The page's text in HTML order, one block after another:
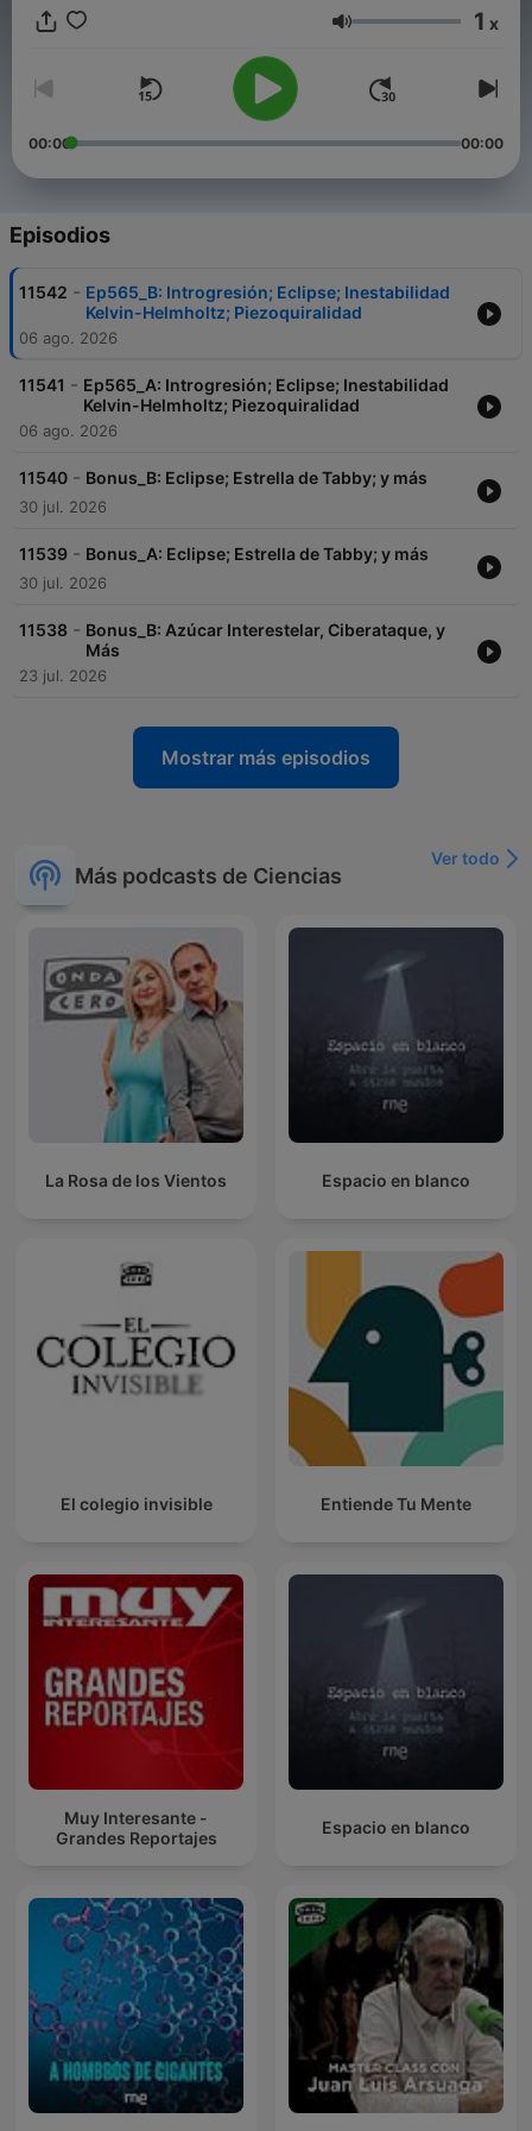
Volumen 1 x
00:00 00:00
Episodios
11542 - Ep565_B: Introgresión; Eclipse; Inestabilidad
Kelvin-Helmholtz; Piezoquiralidad
06 ago. 2026
11541 - Ep565_A: Introgresión; Eclipse; Inestabilidad
Kelvin-Helmholtz; Piezoquiralidad
06 ago. 2026
11540 - Bonus_B: Eclipse; Estrella de Tabby; y más
30 jul. 2026
11539 - Bonus_A: Eclipse; Estrella de Tabby; y más
30 jul. 2026
11538 - Bonus_B: Azúcar Interestelar, Ciberataque, y
Más
23 jul. 2026
Mostrar más episodios
Más podcasts de Ciencias
Ver todo
La Rosa de los Vientos Espacio en blanco
El colegio invisible Entiende Tu Mente
Muy Interesante -
Grandes Reportajes
Espacio en blanco